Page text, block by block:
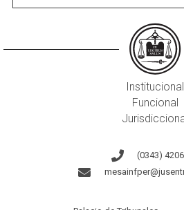
Institucional
Funcional
(0343)